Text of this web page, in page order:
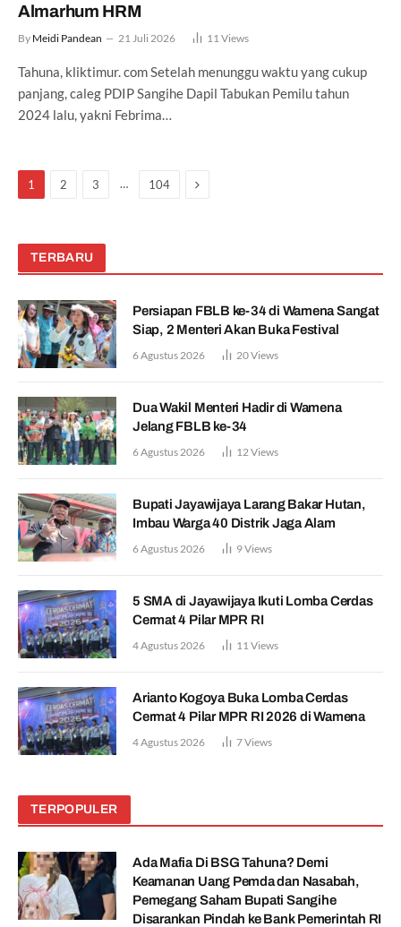
Almarhum HRM
By Meidi Pandean 21 Juli 2026 11 Views
Tahuna, kliktimur. com Setelah menunggu waktu yang cukup
panjang, caleg PDIP Sangihe Dapil Tabukan Pemilu tahun
2024 lalu, yakni Febrima…
1 2 3 … 104 Next
TERBARU
Persiapan FBLB ke-34 di Wamena Sangat
Siap, 2 Menteri Akan Buka Festival
6 Agustus 2026 20Views
Dua Wakil Menteri Hadir di Wamena
Jelang FBLB ke-34
6 Agustus 2026 12 Views
Bupati Jayawijaya Larang Bakar Hutan,
Imbau Warga 40 Distrik Jaga Alam
6 Agustus 2026 9Views
5 SMA di Jayawijaya Ikuti Lomba Cerdas
Cermat 4 Pilar MPR RI
4 Agustus 2026 11 Views
Arianto Kogoya Buka Lomba Cerdas
Cermat 4 Pilar MPR RI 2026 di Wamena
4 Agustus 2026 7Views
TERPOPULER
Ada Mafia Di BSG Tahuna? Demi
Keamanan Uang Pemda dan Nasabah,
Pemegang Saham Bupati Sangihe
Disarankan Pindah ke Bank Pemerintah RI